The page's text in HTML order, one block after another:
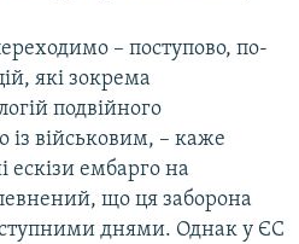
– поступово, по-
які зокрема
подвійного
військовим, – каже
ескізи ембарго на
що ця заборона
днями. Однак у ЄС